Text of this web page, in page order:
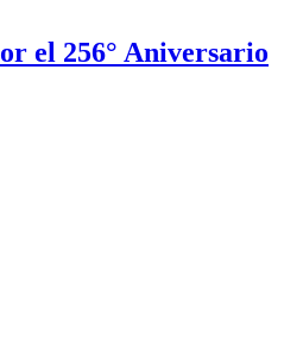
el 256° Aniversario